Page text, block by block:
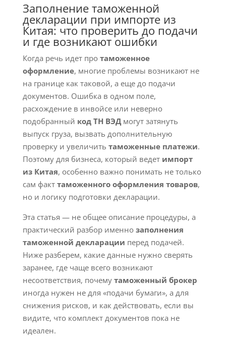
Заполнение таможенной
декларации при импорте из
Китая: что проверить до подачи
и где возникают ошибки
Когда речь идет про таможенное
оформление, многие проблемы возникают не
на границе как таковой, а еще до подачи
документов. Ошибка в одном поле,
расхождение в инвойсе или неверно
подобранный код ТН ВЭДмогут затянуть
выпуск груза, вызвать дополнительную
проверку и увеличить таможенные платежи.
Поэтому для бизнеса, который ведет импорт
из Китая, особенно важно понимать не только
сам факт таможенного оформления товаров,
но и логику подготовки декларации.
Эта статья — не общее описание процедуры, а
практический разбор именно заполнения
таможенной декларации перед подачей.
Ниже разберем, какие данные нужно сверять
заранее, где чаще всего возникают
несоответствия, почему таможенный брокер
иногда нужен не для «подачи бумаги», а для
снижения рисков, и как действовать, если вы
видите, что комплект документов пока не
идеален.